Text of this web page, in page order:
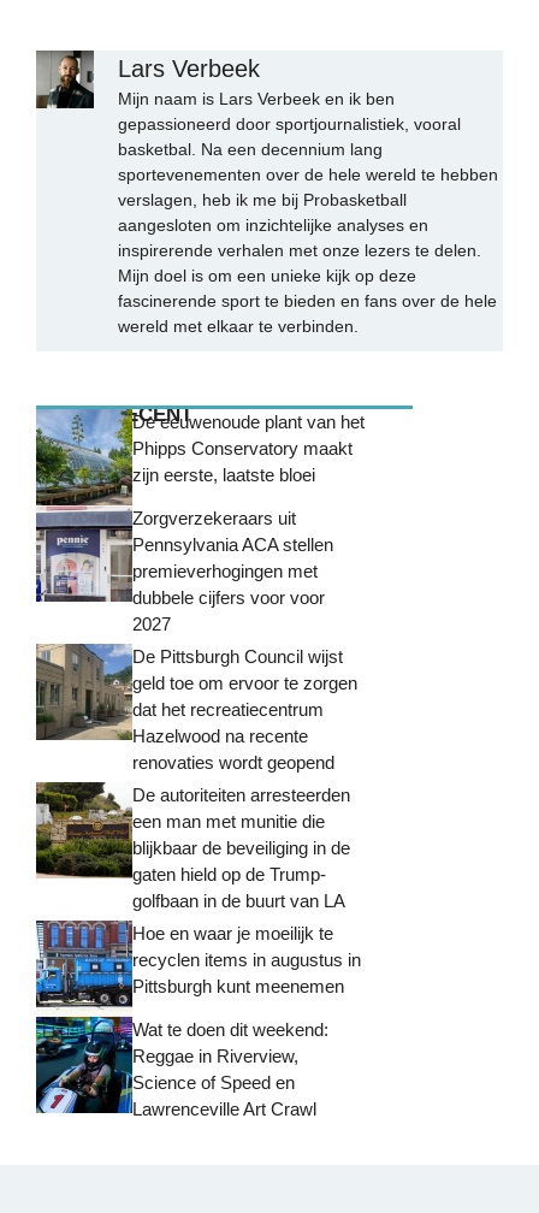
Lars Verbeek
Mijn naam is Lars Verbeek en ik ben
gepassioneerd door sportjournalistiek, vooral
basketbal. Na een decennium lang
sportevenementen over de hele wereld te hebben
verslagen, heb ik me bij Probasketball
aangesloten om inzichtelijke analyses en
inspirerende verhalen met onze lezers te delen.
Mijn doel is om een unieke kijk op deze
fascinerende sport te bieden en fans over de hele
wereld met elkaar te verbinden.
MEEST RECENTDe eeuwenoude plant van het
Phipps Conservatory maakt
zijn eerste, laatste bloei
Zorgverzekeraars uit
Pennsylvania ACA stellen
premieverhogingen met
dubbele cijfers voor voor
2027
De Pittsburgh Council wijst
geld toe om ervoor te zorgen
dat het recreatiecentrum
Hazelwood na recente
renovaties wordt geopend
De autoriteiten arresteerden
een man met munitie die
blijkbaar de beveiliging in de
gaten hield op de Trump-
golfbaan in de buurt van LA
Hoe en waar je moeilijk te
recyclen items in augustus in
Pittsburgh kunt meenemen
Wat te doen dit weekend:
Reggae in Riverview,
Science of Speed ​​en
Lawrenceville Art Crawl